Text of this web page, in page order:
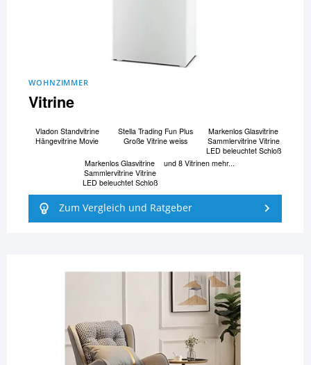
WOHNZIMMER
Vitrine
Vladon Standvitrine
Hängevitrine Movie
Stella Trading Fun Plus
Große Vitrine weiss
Markenlos Glasvitrine
Sammlervitrine Vitrine
LED beleuchtet Schloß
Markenlos Glasvitrine
Sammlervitrine Vitrine
LED beleuchtet Schloß
und 8 Vitrinen mehr...
Zum Vergleich und Ratgeber